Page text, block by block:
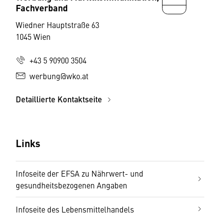
Fachverband
Wiedner Hauptstraße 63
1045 Wien
+43 5 90900 3504
werbung@wko.at
Detaillierte Kontaktseite
Links
Infoseite der EFSA zu Nährwert- und
gesundheitsbezogenen Angaben
Infoseite des Lebensmittelhandels